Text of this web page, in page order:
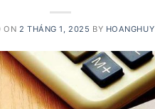
ON 2 THÁNG 1, 2025 BY HOANGHUY